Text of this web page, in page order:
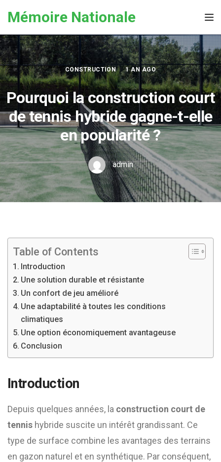
Mémoire Nationale
CONSTRUCTION 1 AN AGO
Pourquoi la construction court
de tennis hybride gagne-t-elle
en popularité ?
admin
Table of Contents
Introduction
Une solution durable et résistante
Un confort de jeu amélioré
Une adaptabilité à toutes les conditions
climatiques
Une option économiquement avantageuse
Conclusion
Introduction
Depuis quelques années, la construction court de
tennis hybride suscite un intérêt grandissant. Ce
type de surface combine les avantages des terrains
en gazon naturel et en synthétique. Par conséquent,